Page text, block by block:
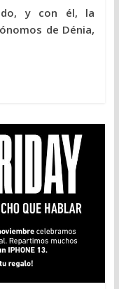
y con él, la
de Dénia,